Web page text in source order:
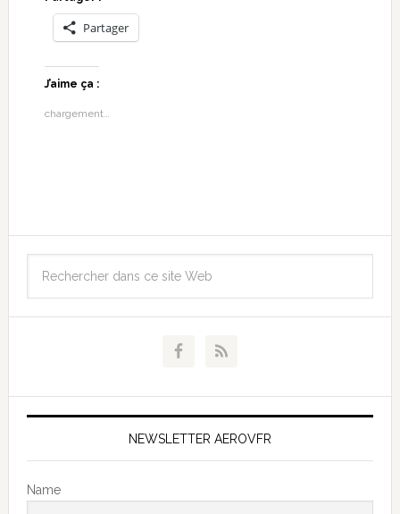
Partager
J’aime ça :
chargement…
NEWSLETTER AEROVFR
Name